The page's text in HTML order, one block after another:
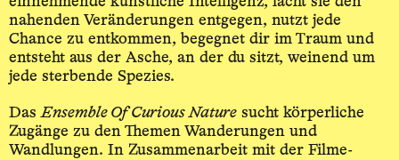
nahenden Veränder­ungen entgegen, nutzt jede
Chance zu entkommen, begegnet dir im Traum und
entsteht aus der Asche, an der du sitzt, weinend um
jede sterbende Spezies.
DasEnsemble Of Curious Nature sucht körperliche
Zugänge zu den Themen Wanderungen und
Wandlungen. In Zusammen­arbeit mit der Filme­